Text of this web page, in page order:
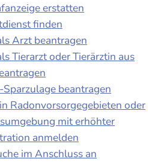
erstatten
finden
Arzt beantragen
Tierarzt oder Tierärztin aus
beantragen
Radonvorsorgegebieten oder
mit erhöhter
anmelden
im Anschluss an